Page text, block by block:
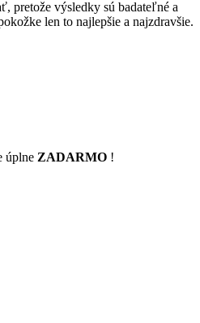
pretože výsledky sú badateľné a
len to najlepšie a najzdravšie.
úplne ZADARMO !